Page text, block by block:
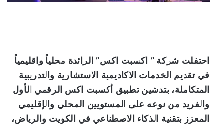
ت
احتفلت شركة ” اكسبت اكس” الرائدة محلياً واقليمياً
في تقديم الخدمات الاكاديمية الاستشارية والتدريبية
المتكاملة، بتدشين تطبيق أكسبت اكس الرقمي الأول
والفريد من نوعه على المستويين المحلي والإقليمي
المعزز بتقنية الذكاء الاصطناعي في الكويت والرياض،